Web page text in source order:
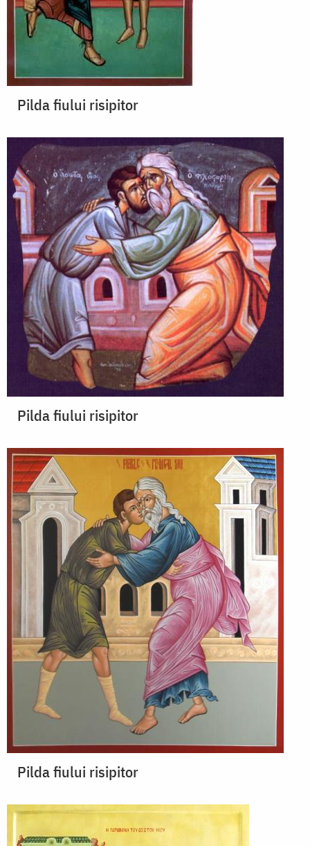
Pilda fiului risipitor
Pilda fiului risipitor
Pilda fiului risipitor